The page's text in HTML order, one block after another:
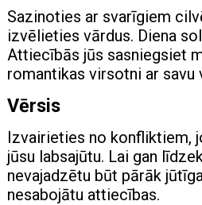
Sazinoties ar svarīgiem
izvēlieties vārdus. Diena
Attiecībās jūs sasniegsiet
romantikas virsotni ar savu
Vērsis
Izvairieties no konfliktiem,
jūsu labsajūtu. Lai gan
nevajadzētu būt pārāk
nesabojātu attiecības.